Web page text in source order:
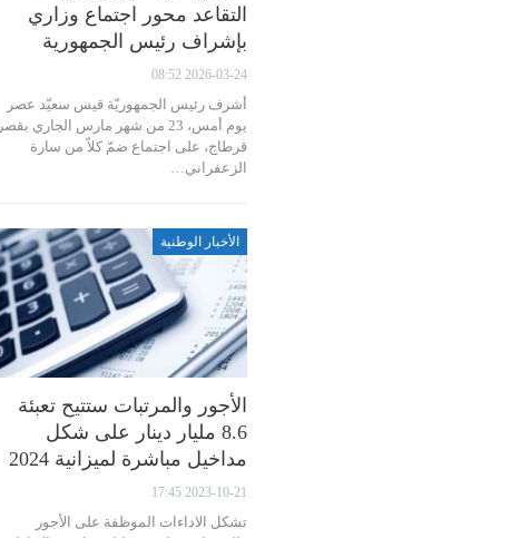
التقاعد محور اجتماع وزاري
بإشراف رئيس الجمهورية
2026-03-24 08:52
أشرف رئيس الجمهوريّة قيس سعيّد عصر
يوم أمس، 23 من شهر مارس الجاري بقصر
قرطاج، على اجتماع ضمّ كلاّ من سارة
الزعفراني…
الأخبار الوطنية
الأجور والمرتبات ستتيح تعبئة
8.6 مليار دينار على شكل
مداخيل مباشرة لميزانية 2024
2023-10-21 17:45
تشكل الاداءات الموظفة على الأجور